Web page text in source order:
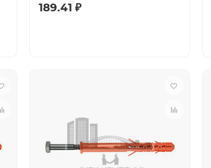
189.41 ₽